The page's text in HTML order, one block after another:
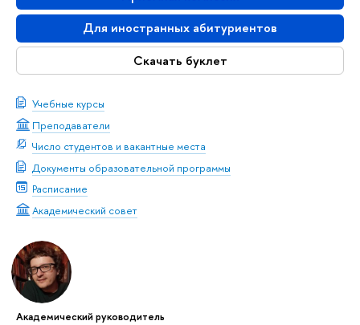
Для иностранных абитуриентов
Скачать буклет
Учебные курсы
Преподаватели
Число студентов и вакантные места
Документы образовательной программы
Расписание
Академический совет
Академический руководитель